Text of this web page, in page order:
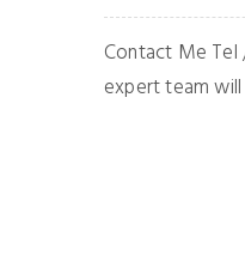
Contact Me Tel
Our expert